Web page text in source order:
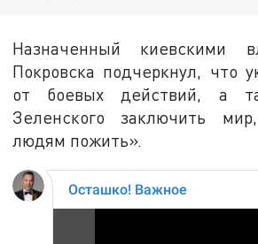
Назначенный киевскими
Покровска подчеркнул, что
от боевых действий, а
Зеленского заключить
людям пожить».